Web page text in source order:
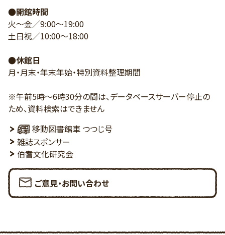
●開館時間
火～金／9:00～19:00
土日祝／10:00～18:00
●休館日
月・月末・年末年始・特別資料整理期間
※午前5時～6時30分の間は、データベースサーバー停止の
ため、資料検索はできません
移動図書館車 つつじ号
雑誌スポンサー
伯耆文化研究会
ご意見・お問い合わせ